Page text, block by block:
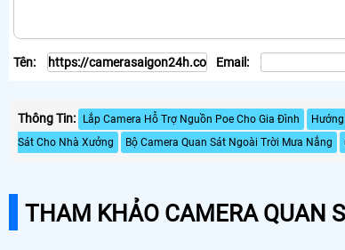
Tên: Email:
Thông Tin: Lắp Camera Hỗ Trợ Nguồn Poe Cho Gia Đình
Sát Cho Nhà Xưởng
Bộ Camera Quan Sát Ngoài Trời Mưa Nắng
THAM KHẢO CAMERA QUAN